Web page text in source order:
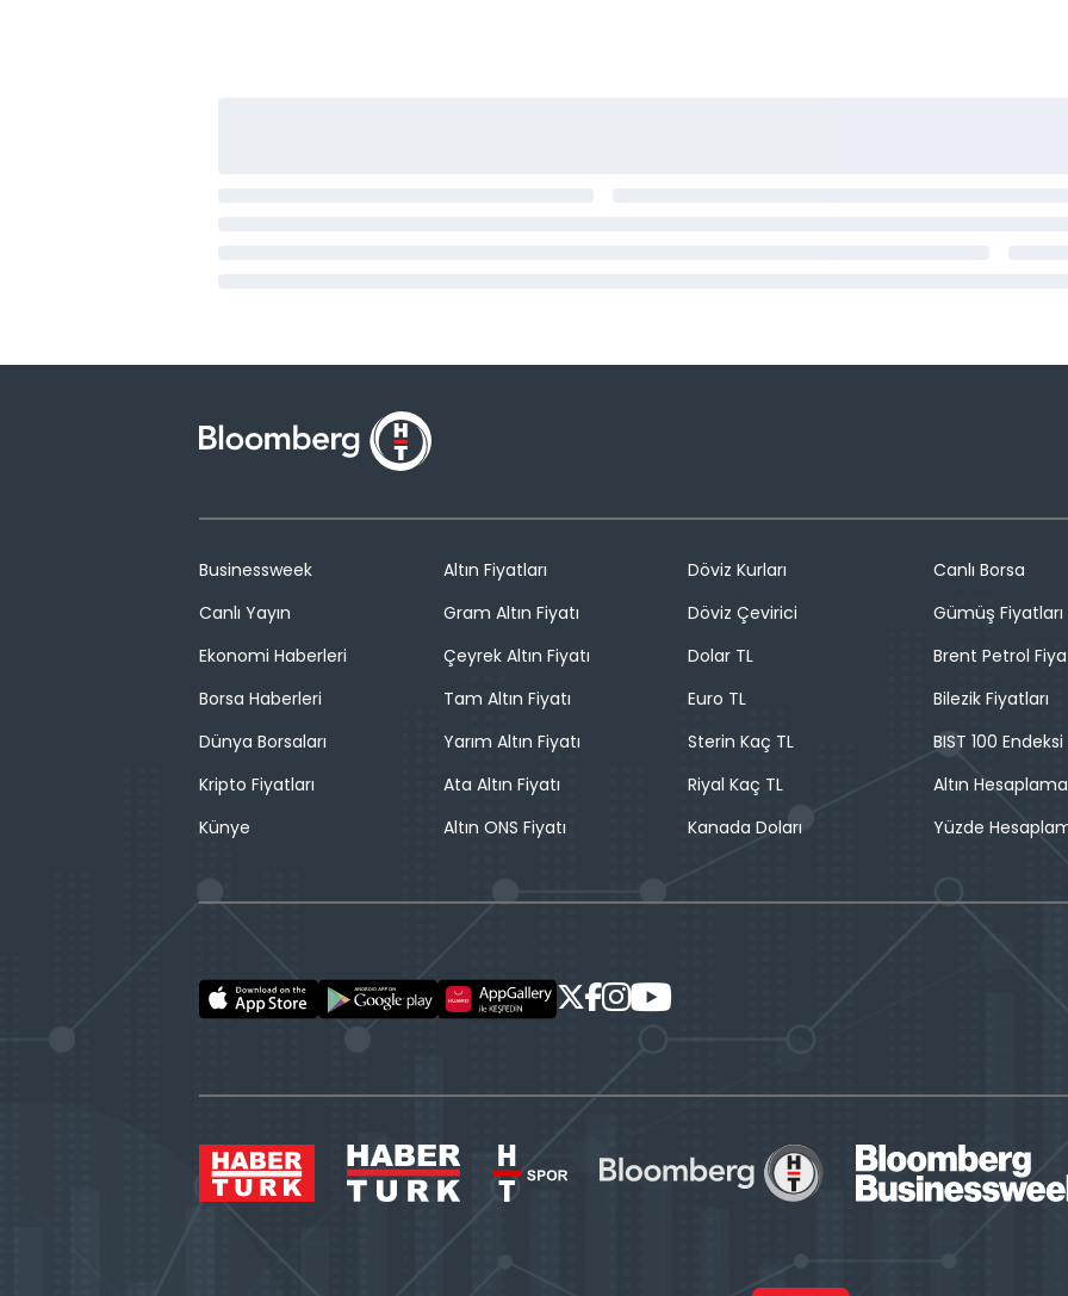
Businessweek
Canlı Yayın
Ekonomi Haberleri
Borsa Haberleri
Dünya Borsaları
Kripto Fiyatları
Künye
Altın Fiyatları
Gram Altın Fiyatı
Çeyrek Altın Fiyatı
Tam Altın Fiyatı
Yarım Altın Fiyatı
Ata Altın Fiyatı
Altın ONS Fiyatı
Döviz Kurları
Döviz Çevirici
Dolar TL
Euro TL
Sterin Kaç TL
Riyal Kaç TL
Kanada Doları
Canlı Borsa
Gümüş Fiyatları
Brent Petrol
Bilezik Fiyatları
BIST 100 Endeksi
Altın Hesaplama
Yüzde